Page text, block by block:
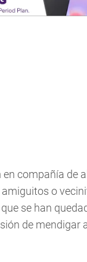
compañía de
o
se han
de mendigar